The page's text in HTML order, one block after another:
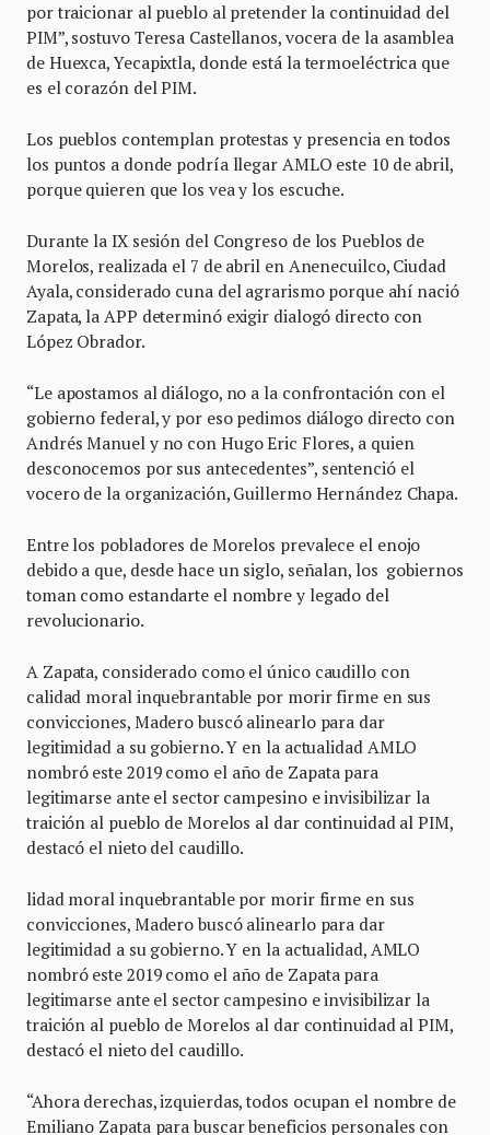
por traicionar al pueblo al pretender la continuidad del
PIM”, sostuvo Teresa Castellanos, vocera de la asamblea
de Huexca, Yecapixtla, donde está la termoeléctrica que
es el corazón del PIM.
Los pueblos contemplan protestas y presencia en todos
los puntos a donde podría llegar AMLO este 10 de abril,
porque quieren que los vea y los escuche.
Durante la IX sesión del Congreso de los Pueblos de
Morelos, realizada el 7 de abril en Anenecuilco, Ciudad
Ayala, considerado cuna del agrarismo porque ahí nació
Zapata, la APP determinó exigir dialogó directo con
López Obrador.
“Le apostamos al diálogo, no a la confrontación con el
gobierno federal, y por eso pedimos diálogo directo con
Andrés Manuel y no con Hugo Eric Flores, a quien
desconocemos por sus antecedentes”, sentenció el
vocero de la organización, Guillermo Hernández Chapa.
Entre los pobladores de Morelos prevalece el enojo
debido a que, desde hace un siglo, señalan, los gobiernos
toman como estandarte el nombre y legado del
revolucionario.
A Zapata, considerado como el único caudillo con
calidad moral inquebrantable por morir firme en sus
convicciones, Madero buscó alinearlo para dar
legitimidad a su gobierno. Y en la actualidad AMLO
nombró este 2019 como el año de Zapata para
legitimarse ante el sector campesino e invisibilizar la
traición al pueblo de Morelos al dar continuidad al PIM,
destacó el nieto del caudillo.
lidad moral inquebrantable por morir firme en sus
convicciones, Madero buscó alinearlo para dar
legitimidad a su gobierno. Y en la actualidad, AMLO
nombró este 2019 como el año de Zapata para
legitimarse ante el sector campesino e invisibilizar la
traición al pueblo de Morelos al dar continuidad al PIM,
destacó el nieto del caudillo.
“Ahora derechas, izquierdas, todos ocupan el nombre de
Emiliano Zapata para buscar beneficios personales con